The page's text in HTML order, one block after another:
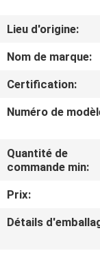
À
PROPOS
NOUS
VISITE
DE
L'USINE
Lieu d'origine:
Nom de marque:
Certification:
Numéro de
Quantité de
commande min:
Prix:
Détails